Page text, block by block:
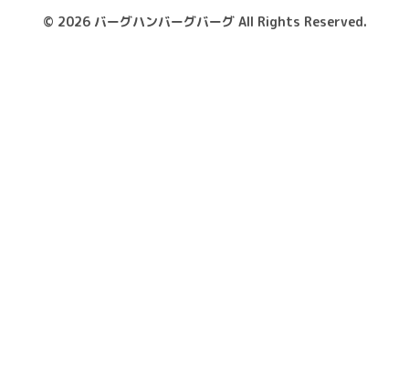
© 2026 バーグハンバーグバーグAll Rights Reserved.